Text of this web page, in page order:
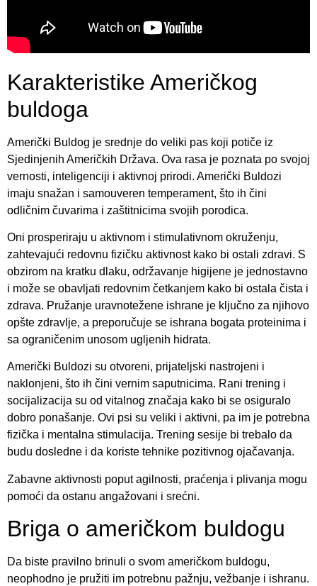
Karakteristike Američkog
buldoga
Američki Buldog je srednje do veliki pas koji potiče iz
Sjedinjenih Američkih Država. Ova rasa je poznata po svojoj
vernosti, inteligenciji i aktivnoj prirodi. Američki Buldozi
imaju snažan i samouveren temperament, što ih čini
odličnim čuvarima i zaštitnicima svojih porodica.
Oni prosperiraju u aktivnom i stimulativnom okruženju,
zahtevajući redovnu fizičku aktivnost kako bi ostali zdravi. S
obzirom na kratku dlaku, održavanje higijene je jednostavno
i može se obavljati redovnim četkanjem kako bi ostala čista i
zdrava. Pružanje uravnotežene ishrane je ključno za njihovo
opšte zdravlje, a preporučuje se ishrana bogata proteinima i
sa ograničenim unosom ugljenih hidrata.
Američki Buldozi su otvoreni, prijateljski nastrojeni i
naklonjeni, što ih čini vernim saputnicima. Rani trening i
socijalizacija su od vitalnog značaja kako bi se osiguralo
dobro ponašanje. Ovi psi su veliki i aktivni, pa im je potrebna
fizička i mentalna stimulacija. Trening sesije bi trebalo da
budu dosledne i da koriste tehnike pozitivnog ojačavanja.
Zabavne aktivnosti poput agilnosti, praćenja i plivanja mogu
pomoći da ostanu angažovani i srećni.
Briga o američkom buldogu
Da biste pravilno brinuli o svom američkom buldogu,
neophodno je pružiti im potrebnu pažnju, vežbanje i ishranu.